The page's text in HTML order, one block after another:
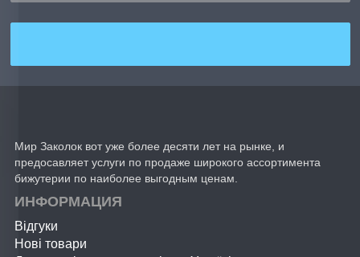
Мир Заколок вот уже более десяти лет на рынке, и
предосавляет услуги по продаже широкого ассортимента
бижутерии по наиболее выгодным ценам.
ИНФОРМАЦИЯ
Відгуки
Нові товари